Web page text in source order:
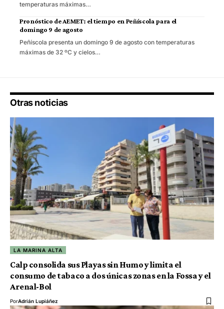
temperaturas máximas…
Pronóstico de AEMET: el tiempo en Peñíscola para el
domingo 9 de agosto
Peñíscola presenta un domingo 9 de agosto con temperaturas
máximas de 32 ºC y cielos…
Otras noticias
LA MARINA ALTA
Calp consolida sus Playas sin Humo y limita el
consumo de tabaco a dos únicas zonas en la Fossa y el
Arenal-Bol
PorAdrián Lupiáñez